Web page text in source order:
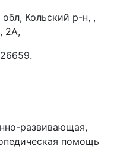
Кольский р-н, ,
2А,
.
развивающая,
помощь